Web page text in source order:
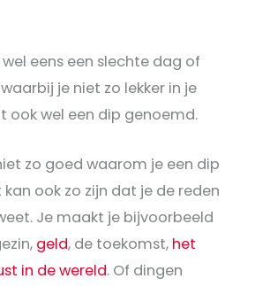
eens een slechte dag of
je niet zo lekker in je
ook wel een dip genoemd.
zo goed waarom je een dip
ook zo zijn dat je de reden
Je maakt je bijvoorbeeld
geld, de toekomst, het
in de wereld. Of dingen